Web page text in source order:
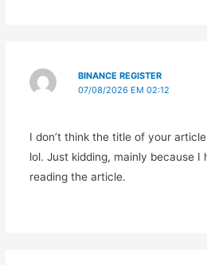
BINANCE REGISTER
07/08/2026 EM 02:12
I don’t think the title of your
lol. Just kidding, mainly because I
reading the article.